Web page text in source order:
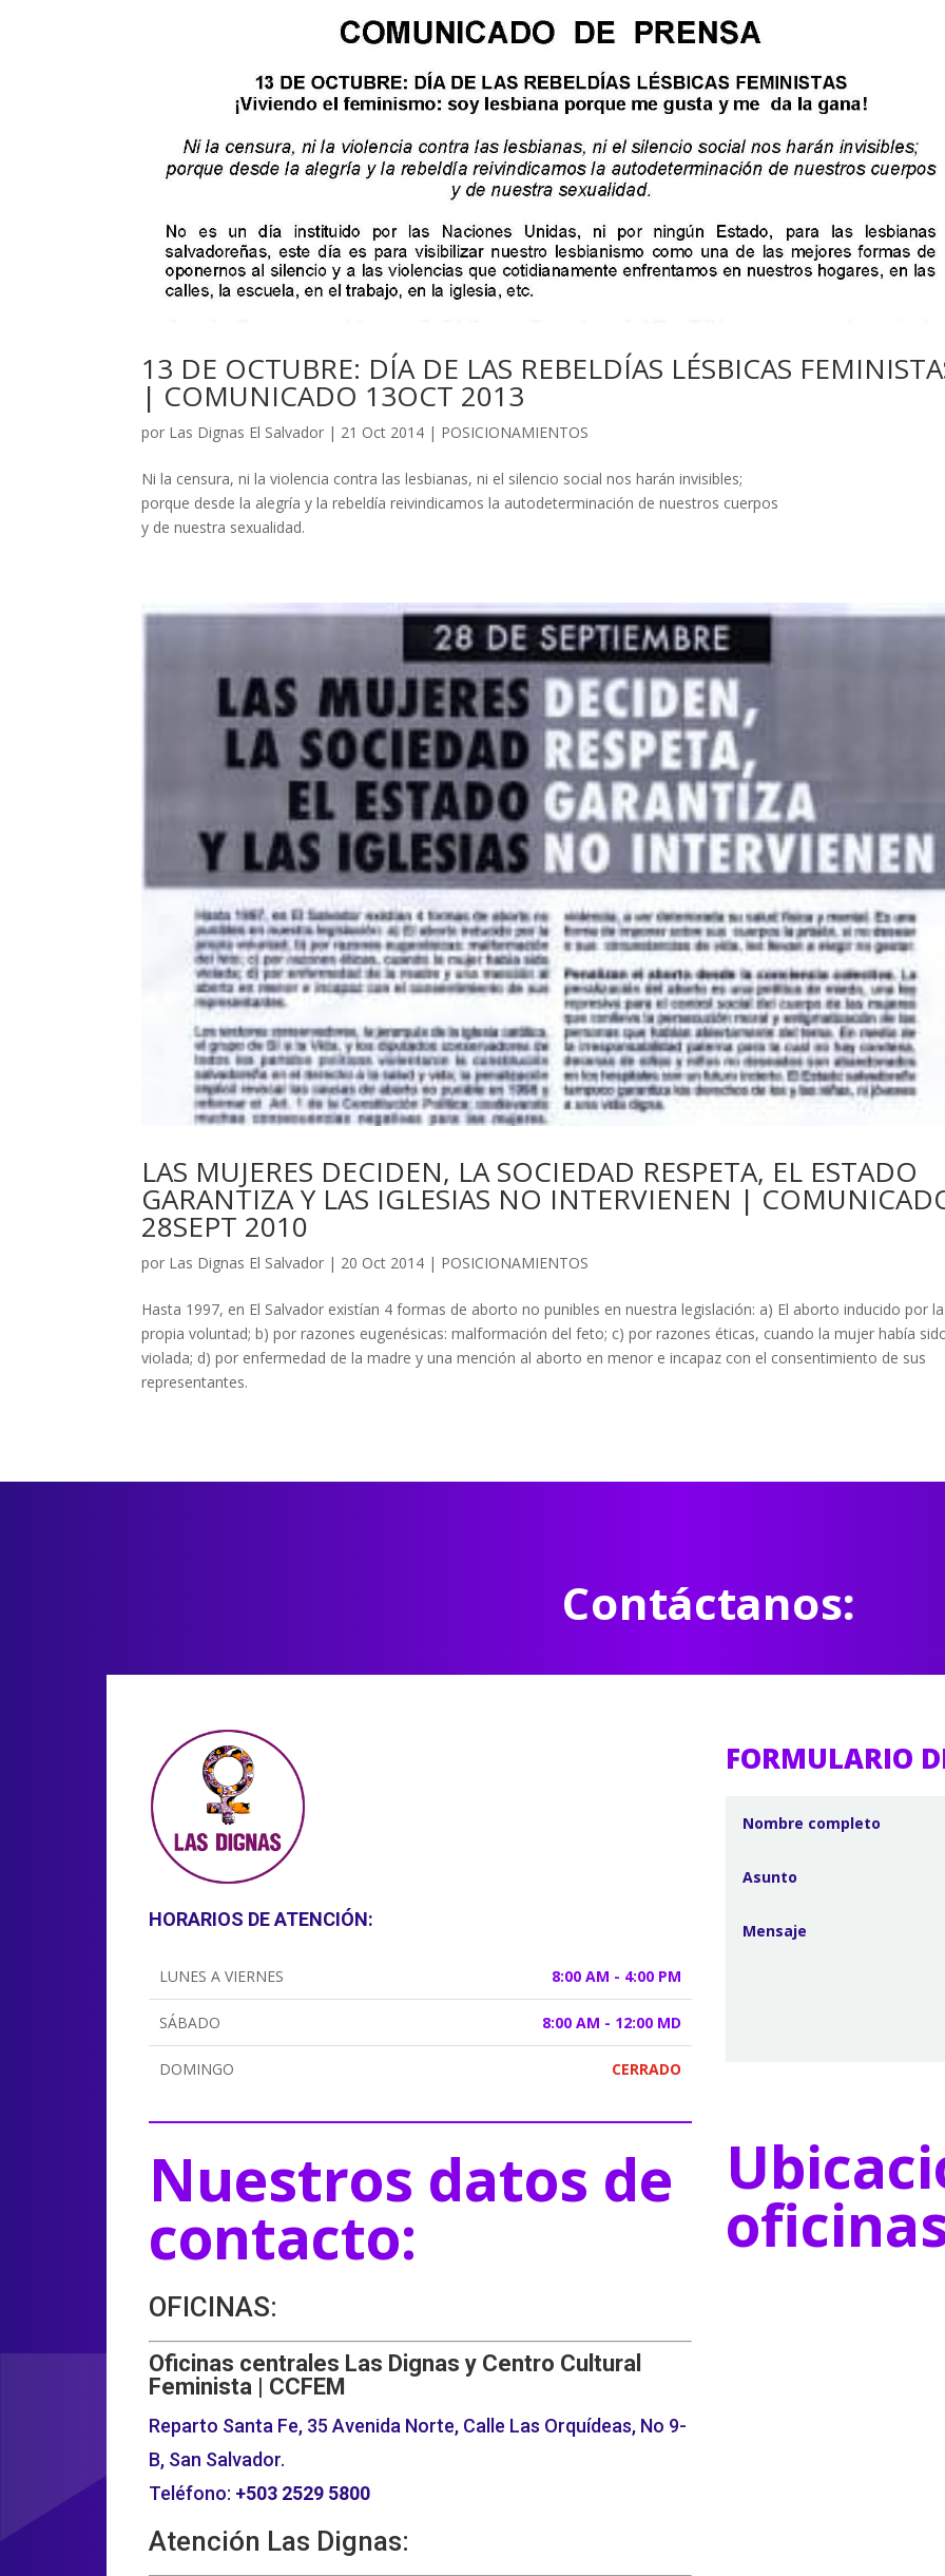
13 DE OCTUBRE: DÍA DE LAS REBELDÍAS LÉSBICAS
| COMUNICADO 13OCT 2013
por Las Dignas El Salvador | 21 Oct 2014 | POSICIONAMIENTOS
Ni la censura, ni la violencia contra las lesbianas, ni el silencio social nos harán invisibles;
porque desde la alegría y la rebeldía reivindicamos la autodeterminación de nuestros cuerpos
y de nuestra sexualidad.
LAS MUJERES DECIDEN, LA SOCIEDAD RESPETA, EL ESTADO
GARANTIZA Y LAS IGLESIAS NO INTERVIENEN |
28SEPT 2010
por Las Dignas El Salvador | 20 Oct 2014 | POSICIONAMIENTOS
Hasta 1997, en El Salvador existían 4 formas de aborto no punibles en nuestra legislación: a) El aborto inducido por la
propia voluntad; b) por razones eugenésicas: malformación del feto; c) por razones éticas, cuando la mujer había
violada; d) por enfermedad de la madre y una mención al aborto en menor e incapaz con el consentimiento de sus
representantes.
Contáctanos:
HORARIOS DE ATENCIÓN:
LUNES A VIERNES 8:00 AM - 4:00 PM
SÁBADO 8:00 AM - 12:00 MD
DOMINGO CERRADO
Nuestros datos de
contacto:
OFICINAS:
Oficinas centrales Las Dignas y Centro Cultural
Feminista | CCFEM
Reparto Santa Fe, 35 Avenida Norte, Calle Las Orquídeas, No 9-
B, San Salvador.
Teléfono: +503 2529 5800
Atención Las Dignas:
FORMULARIO